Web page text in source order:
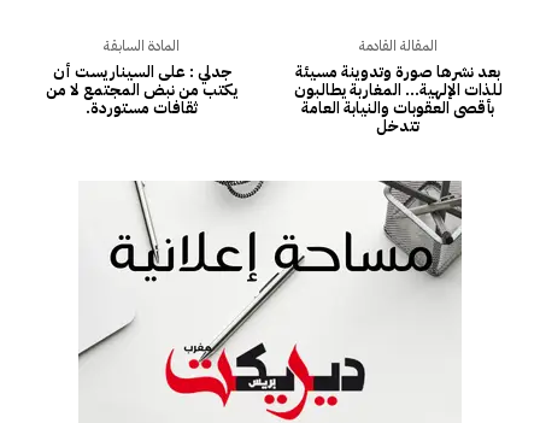
المادة السابقة
جدلي : على السيناريست أن
يكتب من نبض المجتمع لا من
ثقافات مستوردة.
المقالة القادمة
بعد نشرها صورة وتدوينة مسيئة
للذات الإلهية… المغاربة يطالبون
بأقصى العقوبات والنيابة العامة
تتدخل